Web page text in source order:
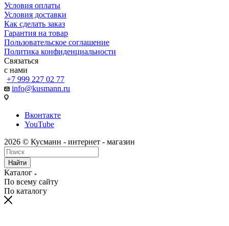
Условия оплаты
Условия доставки
Как сделать заказ
Гарантия на товар
Пользовательское соглашение
Политика конфиденциальности
Связаться
с нами
+7 999 227 02 77
info@kusmann.ru
Вконтакте
YouTube
2026 © Кусманн - интернет - магазин
Найти
Каталог
По всему сайту
По каталогу